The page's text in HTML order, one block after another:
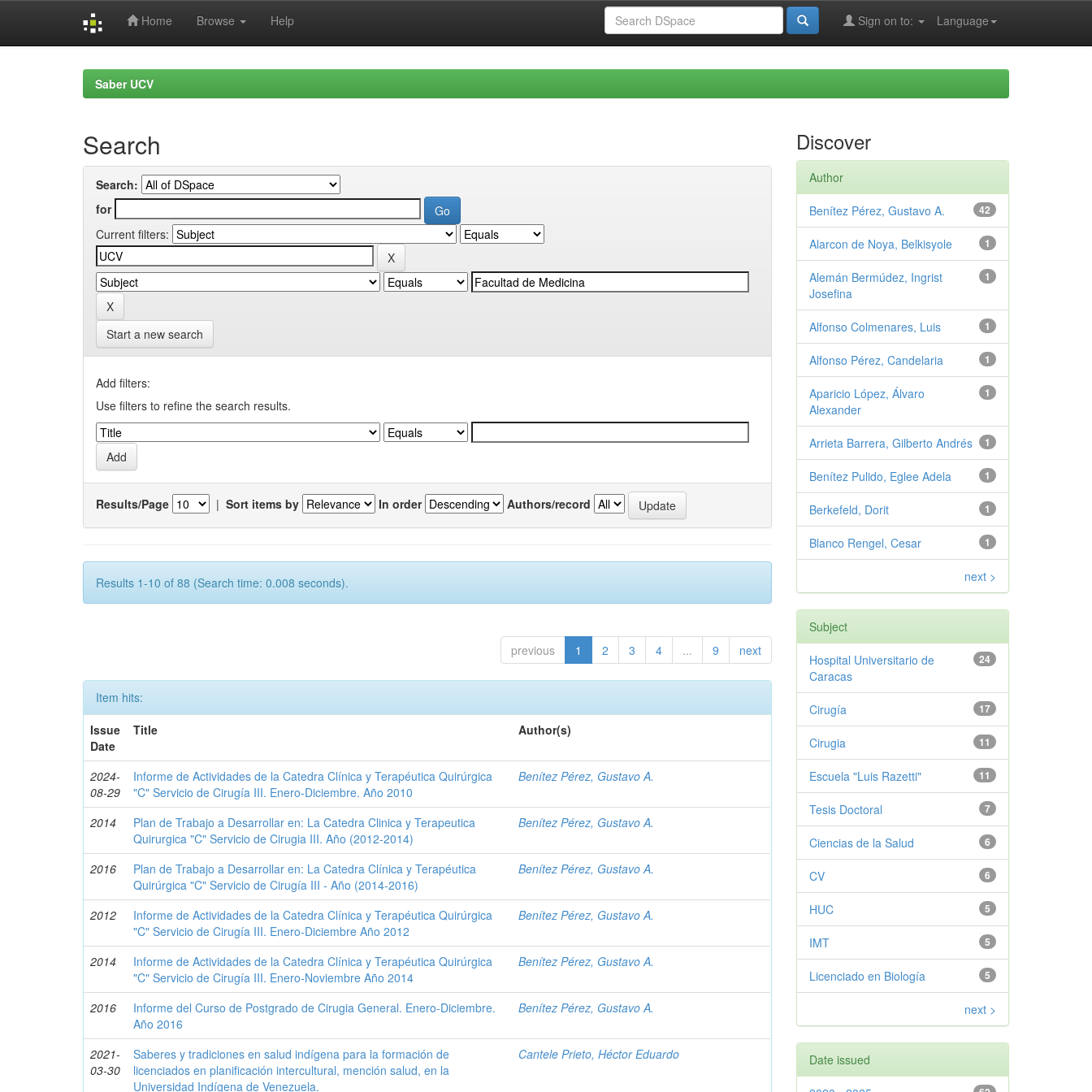
Home Browse Help Language
Sign on to:
Saber UCV
Search
Search:
for
Current filters:
Start a new search
Add filters:
Use filters to refine the search results.
Results/Page | Sort items by In order Authors/record
Results 1-10 of 88 (Search time: 0.008 seconds).
previous 1 2 3 4 ... 9 next
Item hits:
Issue
Date
Title Author(s)
2024-
08-29
Informe de Actividades de la Catedra Clínica y Terapéutica Quirúrgica
"C" Servicio de Cirugía III. Enero-Diciembre. Año 2010
Benítez Pérez, Gustavo A.
2014
Plan de Trabajo a Desarrollar en: La Catedra Clinica y Terapeutica
Quirurgica "C" Servicio de Cirugia III. Año (2012-2014)
Benítez Pérez, Gustavo A.
2016
Plan de Trabajo a Desarrollar en: La Catedra Clínica y Terapéutica
Quirúrgica "C" Servicio de Cirugía III - Año (2014-2016)
Benítez Pérez, Gustavo A.
2012
Informe de Actividades de la Catedra Clínica y Terapéutica Quirúrgica
"C" Servicio de Cirugía III. Enero-Diciembre Año 2012
Benítez Pérez, Gustavo A.
2014
Informe de Actividades de la Catedra Clínica y Terapéutica Quirúrgica
"C" Servicio de Cirugía III. Enero-Noviembre Año 2014
Benítez Pérez, Gustavo A.
2016
Informe del Curso de Postgrado de Cirugia General. Enero-Diciembre.
Año 2016
Benítez Pérez, Gustavo A.
2021-
03-30
Saberes y tradiciones en salud indígena para la formación de
licenciados en planificación intercultural, mención salud, en la
Universidad Indígena de Venezuela.
Cantele Prieto, Héctor Eduardo
Discover
Author
42
Benítez Pérez, Gustavo A.
1
Alarcon de Noya, Belkisyole
1
Alemán Bermúdez, Ingrist
Josefina
1
Alfonso Colmenares, Luis
1
Alfonso Pérez, Candelaria
1
Aparicio López, Álvaro
Alexander
1
Arrieta Barrera, Gilberto Andrés
1
Benítez Pulido, Eglee Adela
1
Berkefeld, Dorit
1
Blanco Rengel, Cesar
next >
Subject
24
Hospital Universitario de
Caracas
17
Cirugía
11
Cirugia
11
Escuela "Luis Razetti"
7
Tesis Doctoral
6
Ciencias de la Salud
6
CV
5
HUC
5
IMT
5
Licenciado en Biología
next >
Date issued